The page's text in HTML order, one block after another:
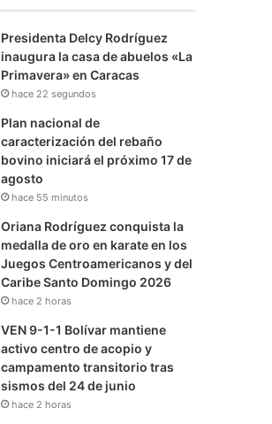
e
r
a
m
a
m
Presidenta Delcy Rodríguez
inaugura la casa de abuelos «La
Primavera» en Caracas
hace 22 segundos
Plan nacional de
caracterización del rebaño
bovino iniciará el próximo 17 de
agosto
hace 55 minutos
Oriana Rodríguez conquista la
medalla de oro en karate en los
Juegos Centroamericanos y del
Caribe Santo Domingo 2026
hace 2 horas
VEN 9-1-1 Bolívar mantiene
activo centro de acopio y
campamento transitorio tras
sismos del 24 de junio
hace 2 horas